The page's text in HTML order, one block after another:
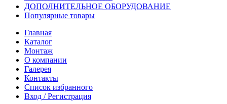
ДОПОЛНИТЕЛЬНОЕ ОБОРУДОВАНИЕ
Популярные товары
Главная
Каталог
Монтаж
О компании
Галерея
Контакты
Список избранного
Вход / Регистрация